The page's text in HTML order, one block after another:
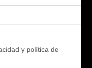
y política de